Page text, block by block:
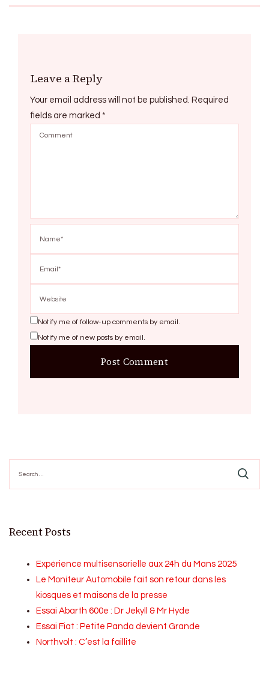
Leave a Reply
Your email address will not be published.
Required
fields are marked *
Notify me of follow-up comments by email.
Notify me of new posts by email.
for:
Recent Posts
Expérience multisensorielle aux 24h du Mans 2025
Le Moniteur Automobile fait son retour dans les
kiosques et maisons de la presse
Essai Abarth 600e : Dr Jekyll & Mr Hyde
Essai Fiat : Petite Panda devient Grande
Northvolt : C’est la faillite